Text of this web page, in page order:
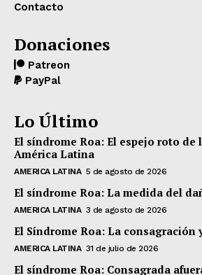
Contacto
Donaciones
Patreon
PayPal
Lo Último
El síndrome Roa: El espejo roto de
América Latina
AMERICA LATINA 5 de agosto de 2026
El síndrome Roa: La medida del
AMERICA LATINA 3 de agosto de 2026
El Síndrome Roa: La consagración
AMERICA LATINA 31 de julio de 2026
El síndrome Roa: Consagrada